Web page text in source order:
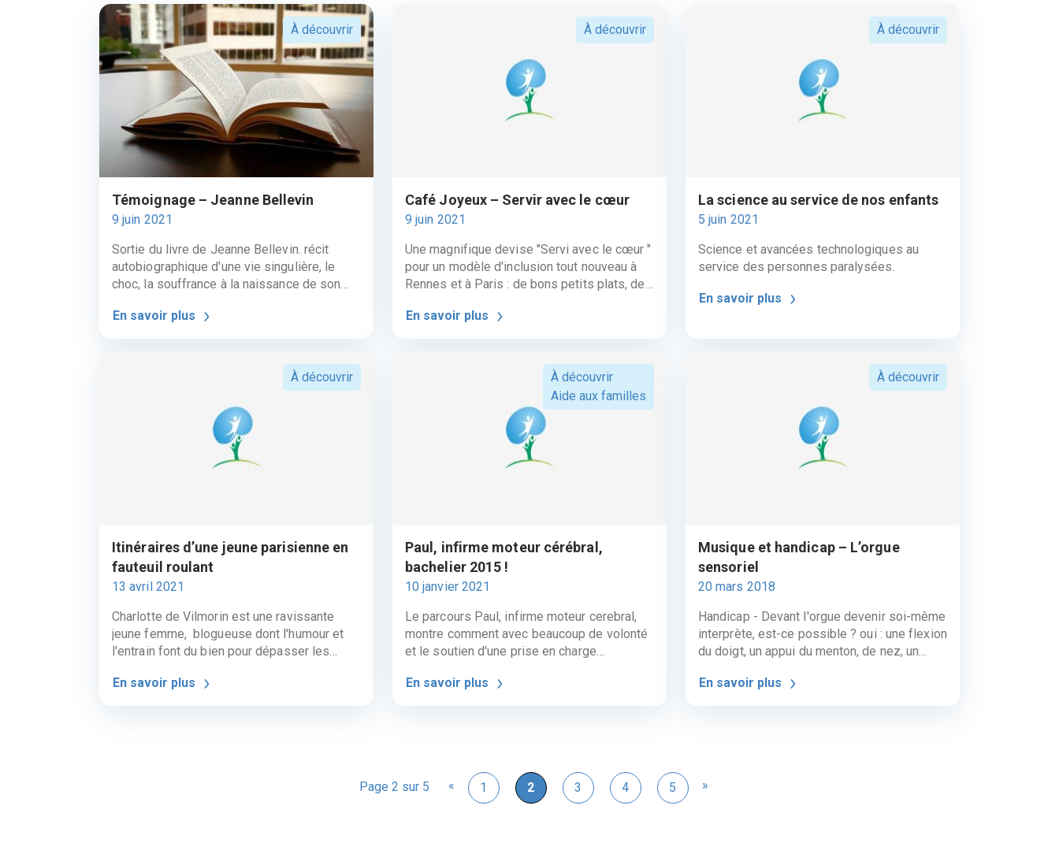
À découvrir
Témoignage – Jeanne Bellevin
9 juin 2021
Sortie du livre de Jeanne Bellevin. récit
autobiographique d'une vie singulière, le
choc, la souffrance à la naissance de son
chemins douloureux et la redécouverte de la
épanouie et choisie. Merci à nos
thérapeutes de RamDam qui lui offrirent leur
secours et leur soutien amical.
https://www.facebook.com/madamevotreen
En savoir plus
À découvrir
Café Joyeux – Servir avec le cœur
9 juin 2021
Une magnifique devise "Servi avec le cœur "
pour un modèle d'inclusion tout nouveau à
Rennes et à Paris : de bons petits plats, de
subjugués par le service assuré par une
cafés hors normes sont reversés au profit
d'autres actions caritatives. Tel est le joyeux
défi de la Fondation Emeraude Solidaire et
de ses Cafés Joyeux. A Découvrir sur
En savoir plus
À découvrir
La science au service de nos enfants
5 juin 2021
Science et avancées technologiques au
service des personnes paralysées.
En savoir plus
À découvrir
Itinéraires d’une jeune parisienne en
fauteuil roulant
13 avril 2021
Charlotte de Vilmorin est une ravissante
jeune femme, blogueuse dont l'humour et
l'entrain font du bien pour dépasser les
entrepreneur, elle est la co-fondatrice de la
En savoir plus
À découvrir
Aide aux familles
Paul, infirme moteur cérébral,
bachelier 2015 !
10 janvier 2021
Le parcours Paul, infirme moteur cerebral,
montre comment avec beaucoup de volonté
et le soutien d'une prise en charge
diagnostic initial du handicap.
En savoir plus
À découvrir
Musique et handicap – L’orgue
sensoriel
20 mars 2018
Handicap - Devant l'orgue devenir soi-même
interprète, est-ce possible ? oui : une flexion
du doigt, un appui du menton, de nez, un
interprète. L'Orgue Sensoriel capte toute
adaptés à la motricité de chacun, permettent
En savoir plus
Page 2 sur 5 « 1 2 3 4 5 »